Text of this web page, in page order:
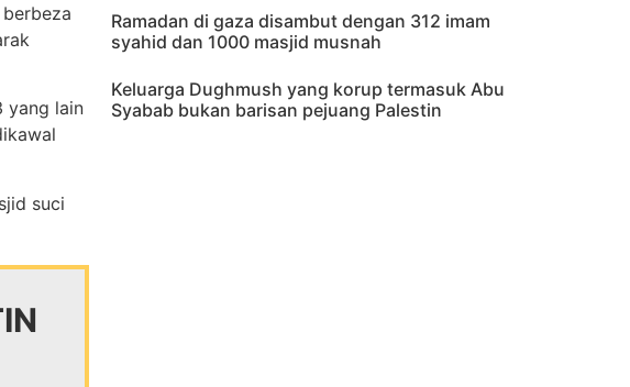
yang lain
suci
Ramadan di gaza disambut dengan 312 imam
syahid dan 1000 masjid musnah
Keluarga Dughmush yang korup termasuk Abu
Syabab bukan barisan pejuang Palestin